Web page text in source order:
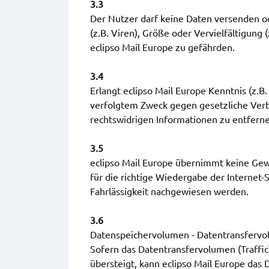
3.3
Der Nutzer darf keine Daten versenden
(z.B. Viren), Größe oder Vervielfältigung
eclipso Mail Europe zu gefährden.
3.4
Erlangt eclipso Mail Europe Kenntnis
verfolgtem Zweck gegen gesetzliche
rechtswidrigen Informationen zu
3.5
eclipso Mail Europe übernimmt keine
für die richtige Wiedergabe der Internet-
Fahrlässigkeit nachgewiesen werden.
3.6
Datenspeichervolumen -
Sofern das Datentransfervolumen
übersteigt, kann eclipso Mail Europe